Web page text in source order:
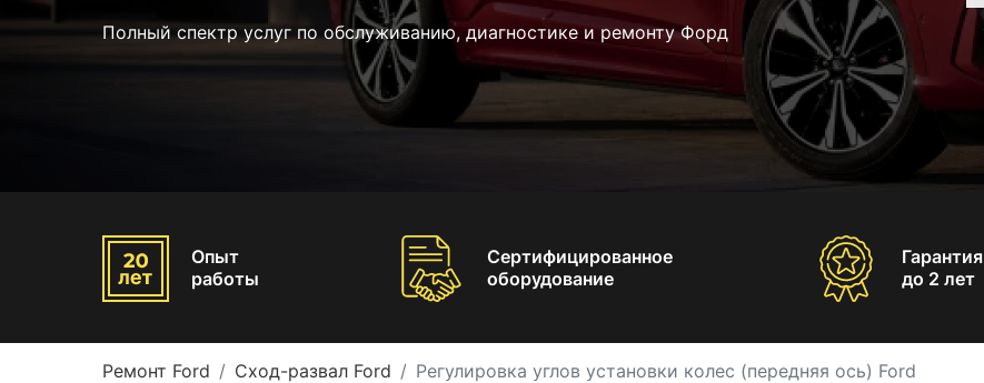
Полный спектр услуг по обслуживанию, диагностике и ремонту Форд
Опыт
работы
Сертифицированное
оборудование
Гарантия
до 2 лет
Ремонт Ford Сход-развал Ford Регулировка углов установки колес (передняя ось) Ford